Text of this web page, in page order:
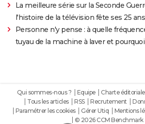
La meilleure série sur la Seconde
l'histoire de la télévision fête ses 25 ans
Personne n'y pense : à quelle
tuyau de la machine à laver et
Qui sommes-nous ? Equipe Charte éditoriale
Tous les articles
RSS Recrutement
Paramétrer les cookies
Gérer Utiq Mentions
© 2026 CCM Benchmark